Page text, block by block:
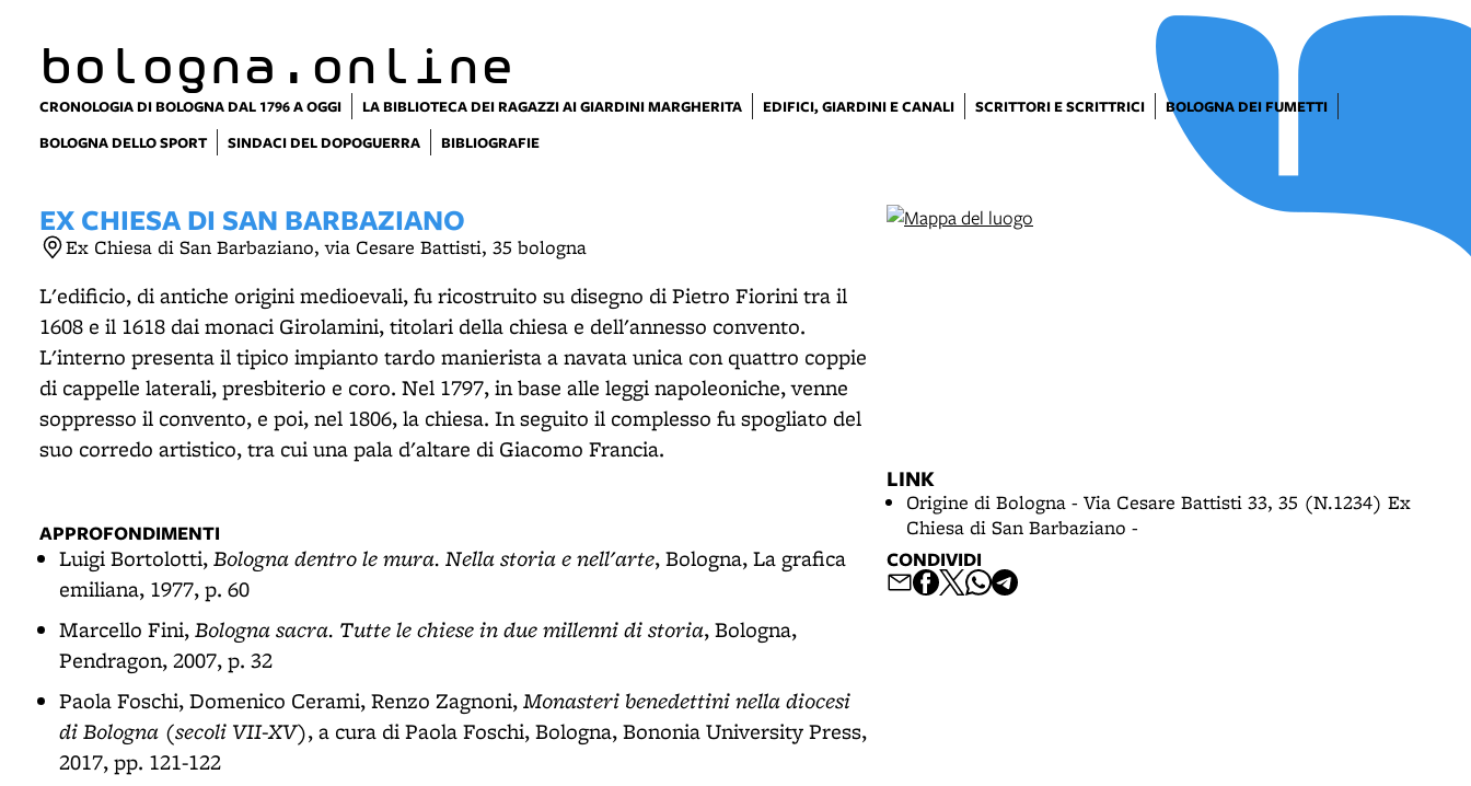
bologna.online
CRONOLOGIA DI BOLOGNA DAL 1796 A OGGI LA BIBLIOTECA DEI RAGAZZI AI GIARDINI MARGHERITA EDIFICI, GIARDINI E CANALI SCRITTORI E SCRITTRICI
BOLOGNA DEI FUMETTI
BOLOGNA DELLO SPORT
SINDACI DEL DOPOGUERRA BIBLIOGRAFIE
EX CHIESA DI SAN BARBAZIANO
Ex Chiesa di San Barbaziano, via Cesare Battisti, 35 bologna
L'edificio, di antiche origini medioevali, fu ricostruito su disegno di Pietro Fiorini tra il
1608 e il 1618 dai monaci Girolamini, titolari della chiesa e dell'annesso convento.
L'interno presenta il tipico impianto tardo manierista a navata unica con quattro coppie
di cappelle laterali, presbiterio e coro. Nel 1797, in base alle leggi napoleoniche, venne
soppresso il convento, e poi, nel 1806, la chiesa. In seguito il complesso fu spogliato del
suo corredo artistico, tra cui una pala d'altare di Giacomo Francia.
APPROFONDIMENTI
Luigi Bortolotti,Bologna dentro le mura. Nella storia e nell'arte, Bologna, La grafica
emiliana, 1977, p. 60
Marcello Fini,Bologna sacra. Tutte le chiese in due millenni di storia, Bologna,
Pendragon, 2007, p. 32
Paola Foschi, Domenico Cerami, Renzo Zagnoni,Monasteri benedettini nella diocesi
di Bologna (secoli VII-XV), a cura di Paola Foschi, Bologna, Bononia University Press,
2017, pp. 121-122
LINK
Origine di Bologna - Via Cesare Battisti 33, 35 (N.1234) Ex
Chiesa di San Barbaziano -
CONDIVIDI